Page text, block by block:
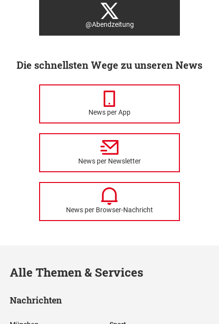
@Abendzeitung
Die schnellsten Wege zu unseren News
News per App
News per Newsletter
News per Browser-Nachricht
Alle Themen & Services
Nachrichten